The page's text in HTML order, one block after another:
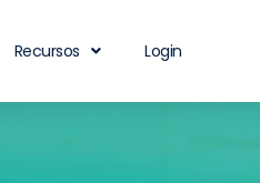
Recursos Login